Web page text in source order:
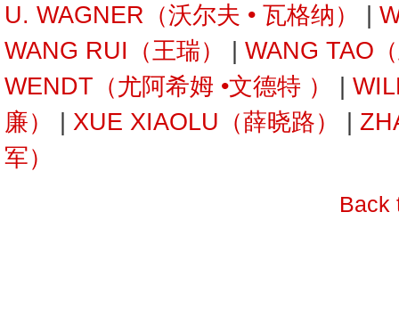
U. WAGNER（沃尔夫 • 瓦格纳）
WANG RUI（王瑞）
WANG TAO
WENDT（尤阿希姆 •文德特 ）
廉）
XUE XIAOLU（薛晓路）
军）
Back